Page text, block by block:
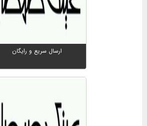
ارسال سریع و رایگان